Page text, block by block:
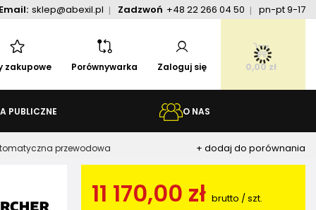
Email: sklep@abexil.pl Zadzwoń +48 22 266 04 50 pn-pt 9-17
zakupowe Porównywarka Zaloguj się 0,00 zł
PUBLICZNE O NAS
przewodowa + dodaj do porównania
11 170,00 zł brutto /szt.